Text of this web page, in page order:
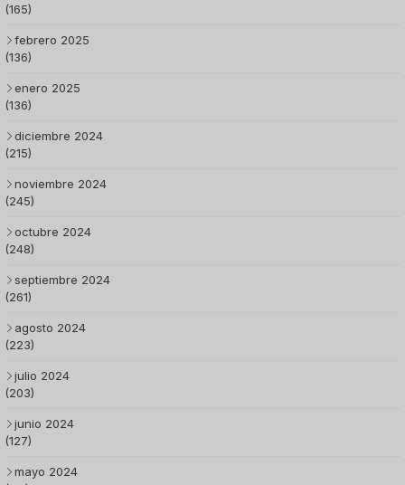
(165)
febrero 2025
(136)
enero 2025
(136)
diciembre 2024
(215)
noviembre 2024
(245)
octubre 2024
(248)
septiembre 2024
(261)
agosto 2024
(223)
julio 2024
(203)
junio 2024
(127)
mayo 2024